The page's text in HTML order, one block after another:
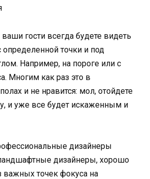
гости всегда будете видеть
определенной точки и под
Например, на пороге или с
Многим как раз это в
и не нравится: мол, отойдете
и уже все будет искаженным и
дизайнеры
дизайнеры, хорошо
важных точек фокуса на